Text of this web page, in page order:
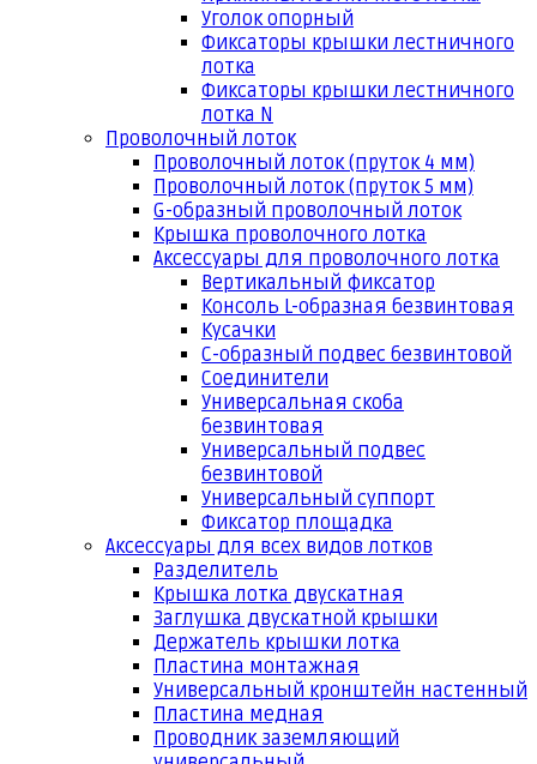
Уголок опорный
Фиксаторы крышки лестничного
лотка
Фиксаторы крышки лестничного
лотка N
Проволочный лоток
Проволочный лоток (пруток 4 мм)
Проволочный лоток (пруток 5 мм)
G-образный проволочный лоток
Крышка проволочного лотка
Аксессуары для проволочного лотка
Вертикальный фиксатор
Консоль L-образная безвинтовая
Кусачки
С-образный подвес безвинтовой
Соединители
Универсальная скоба
безвинтовая
Универсальный подвес
безвинтовой
Универсальный суппорт
Фиксатор площадка
Аксессуары для всех видов лотков
Разделитель
Крышка лотка двускатная
Заглушка двускатной крышки
Держатель крышки лотка
Пластина монтажная
Универсальный кронштейн настенный
Пластина медная
Проводник заземляющий